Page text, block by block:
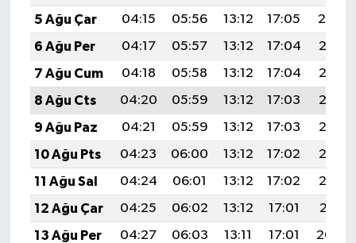
5 Ağu Çar
04:15 05:56 13:12 17:05
20:19
6 Ağu Per
04:17 05:57 13:12 17:04
20:18
7 Ağu Cum
04:18 05:58 13:12 17:04
20:17
8 Ağu Cts
04:20 05:59 13:12 17:03
20:16
9 Ağu Paz
04:21 05:59 13:12 17:03
20:15
10 Ağu Pts
04:23 06:00 13:12 17:02
20:13
11 Ağu Sal
04:24 06:01 13:12 17:02
20:12
12 Ağu Çar
04:25 06:02 13:12 17:01
20:11
13 Ağu Per
04:27 06:03 13:11 17:01
20:09